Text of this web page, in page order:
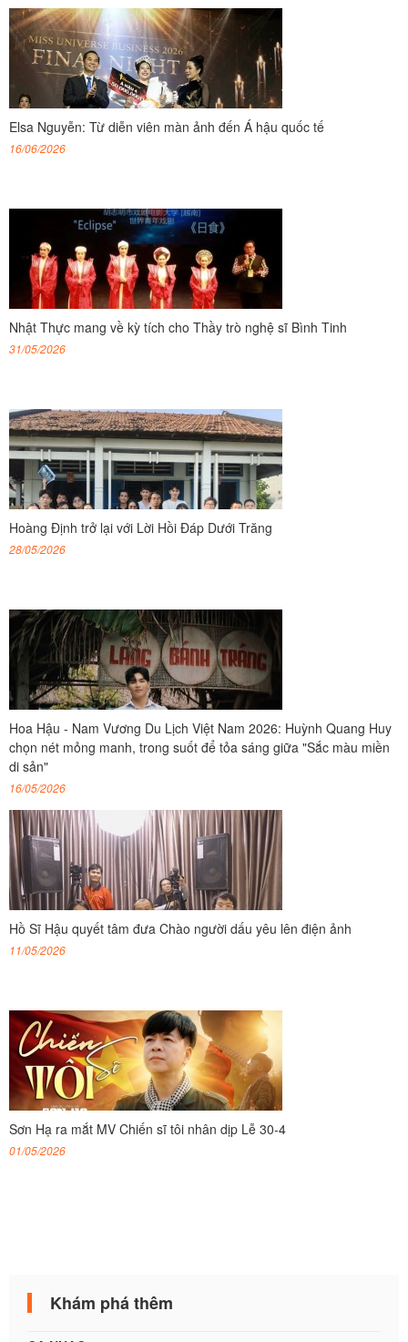
Elsa Nguyễn: Từ diễn viên màn ảnh đến Á hậu quốc tế
16/06/2026
Nhật Thực mang về kỳ tích cho Thầy trò nghệ sĩ Bình Tinh
31/05/2026
Hoàng Định trở lại với Lời Hồi Đáp Dưới Trăng
28/05/2026
Hoa Hậu - Nam Vương Du Lịch Việt Nam 2026: Huỳnh Quang Huy
chọn nét mỏng manh, trong suốt để tỏa sáng giữa "Sắc màu miền
di sản"
16/05/2026
Hồ Sĩ Hậu quyết tâm đưa Chào người dấu yêu lên điện ảnh
11/05/2026
Sơn Hạ ra mắt MV Chiến sĩ tôi nhân dịp Lễ 30-4
01/05/2026
Khám phá thêm